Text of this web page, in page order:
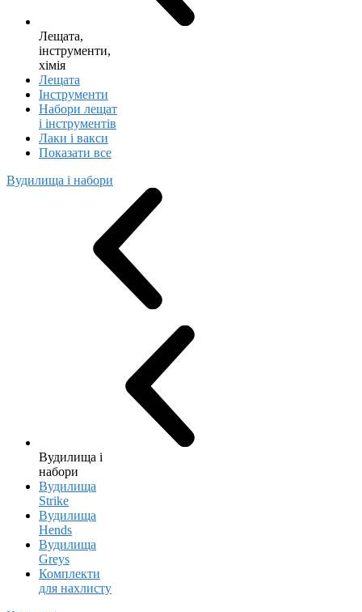
Лещата,
інструменти,
хімія
Лещата
Інструменти
Набори лещат
і інструментів
Лаки і вакси
Показати все
Вудилища і набори
Вудилища і
набори
Вудилища
Strike
Вудилища
Hends
Вудилища
Greys
Комплекти
для нахлисту